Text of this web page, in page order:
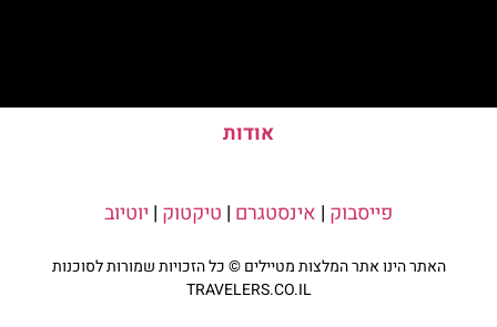
אודות
פייסבוק | אינסטגרם | טיקטוק | יוטיוב
האתר הינו אתר המלצות מטיילים © כל הזכויות שמורות לסוכנות
TRAVELERS.CO.IL